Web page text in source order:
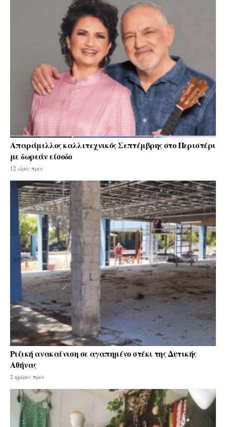
Απαράμιλλος καλλιτεχνικός Σεπτέμβρης στο Περιστέρι
με δωρεάν είσοδο
12 ώρες πριν
Ριζική ανακαίνιση σε αγαπημένο στέκι της Δυτικής
Αθήνας
2 ημέρες πριν